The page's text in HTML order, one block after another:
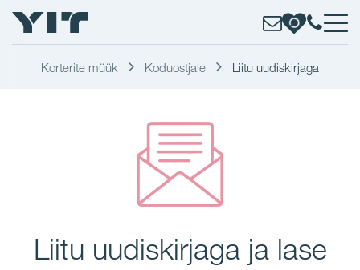
Korterite müük Koduostjale Liitu uudiskirjaga
Liitu uudiskirjaga ja lase